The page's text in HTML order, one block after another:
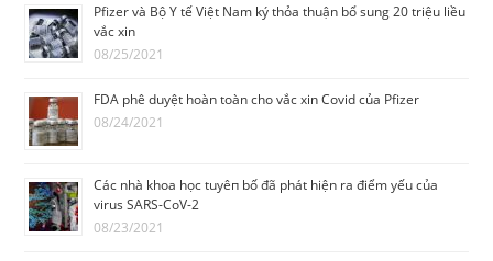
Pfizer và Bộ Y tế Việt Nam ký thỏa thuận bổ sung 20 triệu liều
vắc xin
08/25/2021
FDA phê duyệt hoàn toàn cho vắc xin Covid của Pfizer
08/24/2021
Các nhà khoa học tuyêп bố đã phát hiện ra điểm yếu của
virus SARS-CoV-2
08/23/2021